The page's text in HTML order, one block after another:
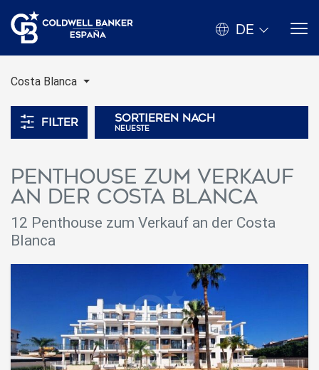
DE
Costa Blanca
Filter Sortieren nach
neueste
Penthouse zum Verkauf
an der Costa Blanca
12 Penthouse zum Verkauf an der Costa
Blanca